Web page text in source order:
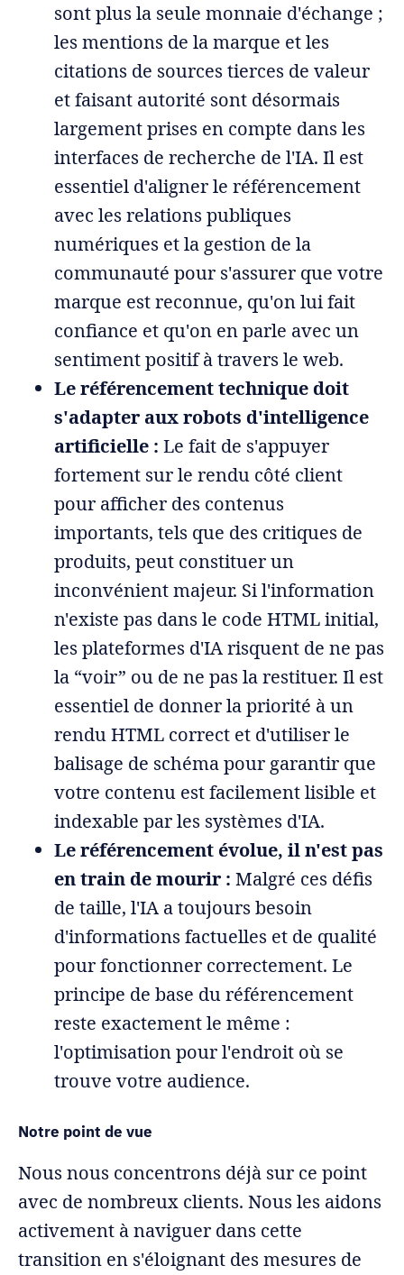
sont plus la seule monnaie d'échange ;
les mentions de la marque et les
citations de sources tierces de valeur
et faisant autorité sont désormais
largement prises en compte dans les
interfaces de recherche de l'IA. Il est
essentiel d'aligner le référencement
avec les relations publiques
numériques et la gestion de la
communauté pour s'assurer que votre
marque est reconnue, qu'on lui fait
confiance et qu'on en parle avec un
sentiment positif à travers le web.
Le référencement technique doit
s'adapter aux robots d'intelligence
artificielle : Le fait de s'appuyer
fortement sur le rendu côté client
pour afficher des contenus
importants, tels que des critiques de
produits, peut constituer un
inconvénient majeur. Si l'information
n'existe pas dans le code HTML initial,
les plateformes d'IA risquent de ne pas
la “voir” ou de ne pas la restituer. Il est
essentiel de donner la priorité à un
rendu HTML correct et d'utiliser le
balisage de schéma pour garantir que
votre contenu est facilement lisible et
indexable par les systèmes d'IA.
Le référencement évolue, il n'est pas
en train de mourir : Malgré ces défis
de taille, l'IA a toujours besoin
d'informations factuelles et de qualité
pour fonctionner correctement. Le
principe de base du référencement
reste exactement le même :
l'optimisation pour l'endroit où se
trouve votre audience.
Notre point de vue
Nous nous concentrons déjà sur ce point
avec de nombreux clients. Nous les aidons
activement à naviguer dans cette
transition en s'éloignant des mesures de